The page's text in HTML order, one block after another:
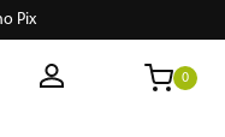
Pix
0